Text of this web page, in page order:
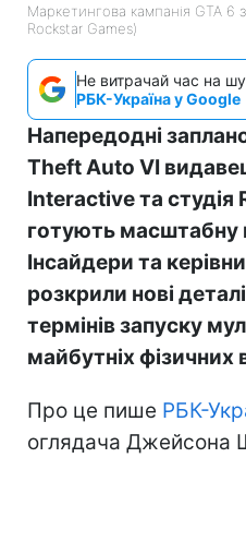
Маркетингова кампанія GTA 6
Rockstar Games)
Не витрачай час на
РБК-Україна у Google
Напередодні
Theft Auto VI
Interactive та студія
готують
Інсайдери та
розкрили нові
термінів запуску
майбутніх фізичних
Про це пише РБК-
оглядача Джейсона